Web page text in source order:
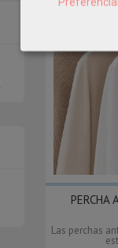
PERCHA
Las perchas